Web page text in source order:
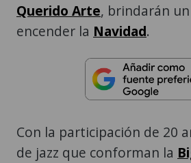
Querido Arte, brindarán
encender la Navidad.
Con la participación de 20
de jazz que conforman la